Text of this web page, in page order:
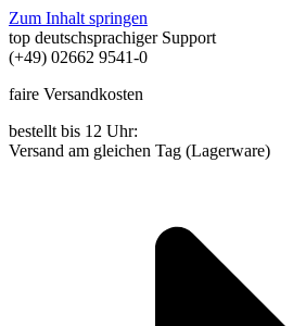
Zum Inhalt springen
top deutschsprachiger Support
(+49) 02662 9541-0
faire Versandkosten
bestellt bis 12 Uhr:
Versand am gleichen Tag (Lagerware)